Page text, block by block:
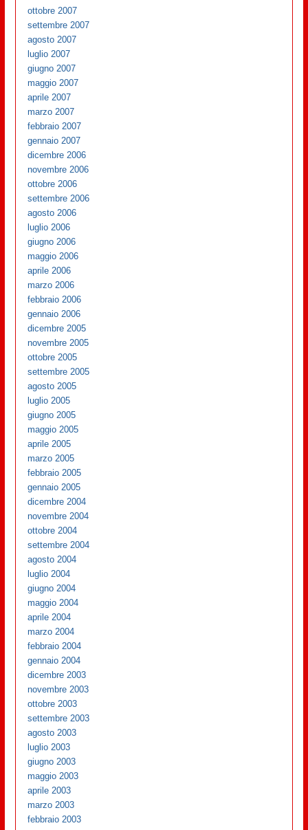
ottobre 2007
settembre 2007
agosto 2007
luglio 2007
giugno 2007
maggio 2007
aprile 2007
marzo 2007
febbraio 2007
gennaio 2007
dicembre 2006
novembre 2006
ottobre 2006
settembre 2006
agosto 2006
luglio 2006
giugno 2006
maggio 2006
aprile 2006
marzo 2006
febbraio 2006
gennaio 2006
dicembre 2005
novembre 2005
ottobre 2005
settembre 2005
agosto 2005
luglio 2005
giugno 2005
maggio 2005
aprile 2005
marzo 2005
febbraio 2005
gennaio 2005
dicembre 2004
novembre 2004
ottobre 2004
settembre 2004
agosto 2004
luglio 2004
giugno 2004
maggio 2004
aprile 2004
marzo 2004
febbraio 2004
gennaio 2004
dicembre 2003
novembre 2003
ottobre 2003
settembre 2003
agosto 2003
luglio 2003
giugno 2003
maggio 2003
aprile 2003
marzo 2003
febbraio 2003